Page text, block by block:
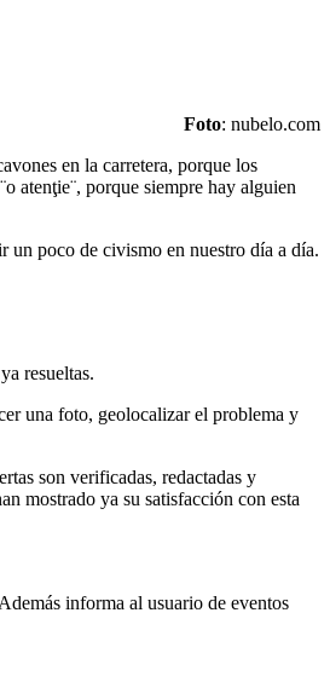
Foto: nubelo.com
en la carretera, porque los
atenţie¨, porque siempre hay alguien
un poco de civismo en nuestro día a día.
resueltas.
una foto, geolocalizar el problema y
son verificadas, redactadas y
mostrado ya su satisfacción con esta
informa al usuario de eventos